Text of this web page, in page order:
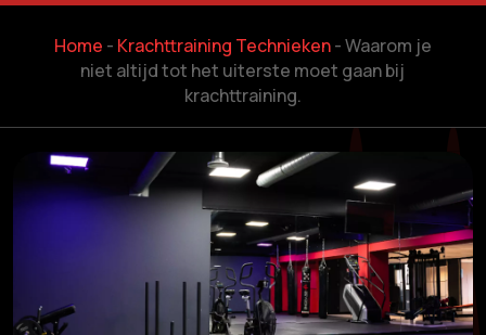
Home - Krachttraining Technieken-Waarom je
niet altijd tot het uiterste moet gaan bij
krachttraining.​